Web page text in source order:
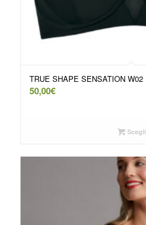
TRUE SHAPE SENSATION W02
50,00€
Scegli